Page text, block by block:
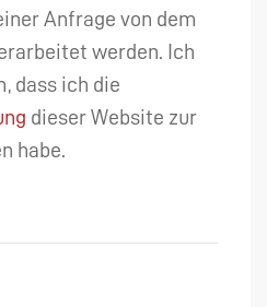
Anfrage von dem
werden. Ich
dass ich die
dieser Website zur
habe.